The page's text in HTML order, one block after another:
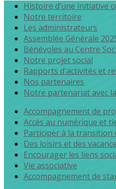
Histoire d’une initiative
Notre territoire
Les administrateurs
Assemblée Générale
Bénévoles au Centre
Notre projet social
Rapports d'activités et
Nos partenaires
Notre partenariat avec
Accompagnement de
Accés au numérique et
Participer à la transition
Des loisirs et des
Encourager les liens
Vie associative
Accompagnement de